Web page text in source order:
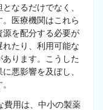
なるだけでなく、
医療機関はこれら
を配分する必要が
たり、利用可能な
ります。こうした
悪影響を及ぼし、
費用は、中小の製薬